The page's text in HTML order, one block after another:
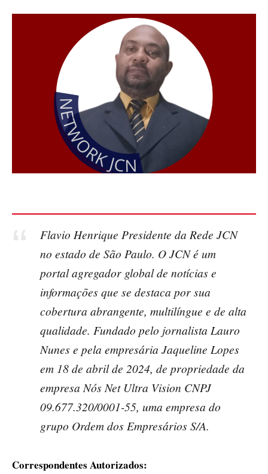
Flavio Henrique Presidente da Rede JCN
no estado de São Paulo. O JCN é um
portal agregador global de notícias e
informações que se destaca por sua
cobertura abrangente, multilíngue e de alta
qualidade. Fundado pelo jornalista Lauro
Nunes e pela empresária Jaqueline Lopes
em 18 de abril de 2024, de propriedade da
empresa Nós Net Ultra Vision CNPJ
09.677.320/0001-55, uma empresa do
grupo Ordem dos Empresários S/A.
Correspondentes Autorizados: